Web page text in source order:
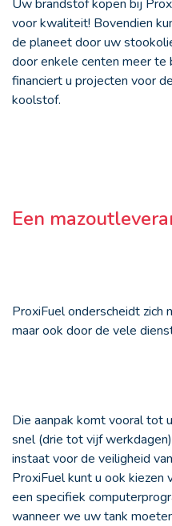
Uw brandstof kopen bij
voor kwaliteit! Bovendien
de planeet door uw
door enkele centen meer
financiert u projecten voor
koolstof.
Een
ProxiFuel onderscheidt
maar ook door de vele
Die aanpak komt vooral tot
snel (drie tot vijf
instaat voor de veiligheid
ProxiFuel kunt u ook kiezen
een specifiek
wanneer we uw tank